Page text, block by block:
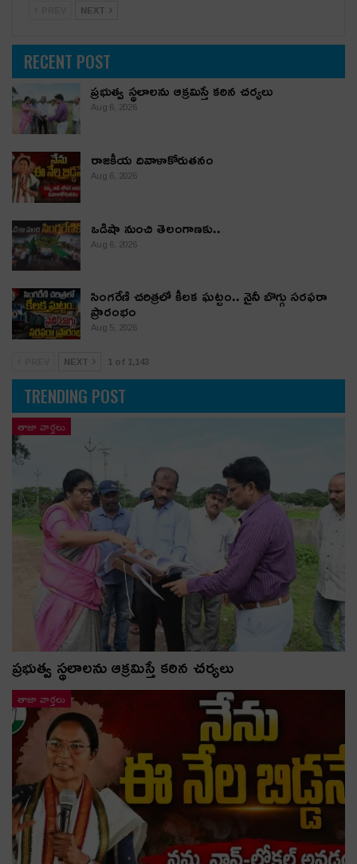
NEXT
RECENT POST
ప్రభుత్వ స్థలాలను ఆక్రమిస్తే కఠిన చర్యలు
Aug 6, 2026
రాజకీయ దివాళాకోరుతనం
Aug 6, 2026
ఒడిషా నుంచి తెలంగాణ‌కు..
Aug 6, 2026
సింగరేణి చరిత్రలో కీలక ఘట్టం.. నైనీ బొగ్గు సరఫరా
ప్రారంభం
Aug 5, 2026
NEXT 1 of 1,143
TRENDING POST
తాజా వార్తలు
ప్రభుత్వ స్థలాలను ఆక్రమిస్తే కఠిన చర్యలు
తాజా వార్తలు